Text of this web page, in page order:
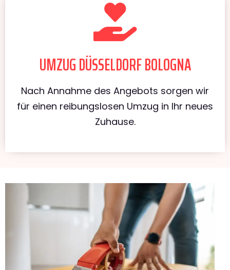
UMZUG DÜSSELDORF BOLOGNA
Nach Annahme des Angebots sorgen wir
für einen reibungslosen Umzug in Ihr neues
Zuhause.